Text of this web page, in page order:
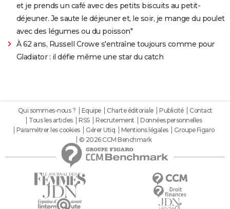
et je prends un café avec des petits biscuits au petit-
déjeuner. Je saute le déjeuner et, le soir, je mange du poulet
avec des légumes ou du poisson"
À 62 ans, Russell Crowe s'entraîne toujours comme pour
Gladiator : il défie même une star du catch
Qui sommes-nous ? Equipe Charte éditoriale Publicité
Contact
Tous les articles
RSS Recrutement
Données personnelles
Paramétrer les cookies
Gérer Utiq Mentions légales
Groupe Figaro
© 2026 CCM Benchmark